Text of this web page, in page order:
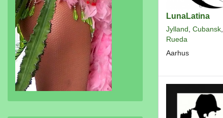
LunaLatina
Jylland, Cubansk,
Rueda
Aarhus